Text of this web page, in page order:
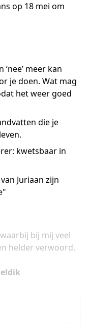
op 18 mei om
meer kan
je doen. Wat mag
het weer goed
die je
kwetsbaar in
Juriaan zijn
bij mij veel
helder verwoord.